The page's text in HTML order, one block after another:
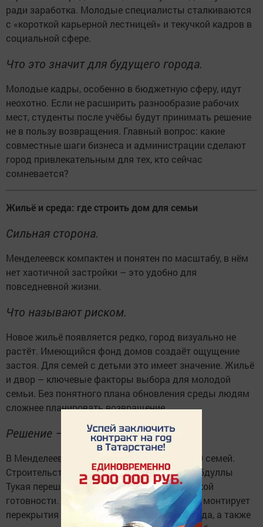
ради заработка. Молодые специалисты сталкиваются
с «короткой карьерной лестницей» и текучкой кадров в
социальной сфере.
Что это значит для будущего города.
Молодые кадры, особенно в бюджетную сферу, идут
неохотно. Если не расширить разнообразие рабочих
мест, студенты после учёбы будут принимать решение
не в пользу возвращения. Главный вопрос: какие
совместные шаги бизнеса и администрации сделают
город привлекательным для тех, кто сейчас
сомневается?
Жильё и среда: где строить дом для семьи
Сильная сторона.
Менделеевск компактен и понятен по масштабу, в нём
нет хаотичной застройки – это удобно для
повседневной жизни.
Что называют риском.
Новое жильё появляется редко, город визуально не
растёт. Имеющийся фонд домов создаёт ощущение
застоя. Для семей с детьми это имеет значение. Жильё
и двор – ключевые факторы выбора для молодой
семьи. Без понятного плана обновления среды людям
сложнее планировать возвращение.
Решение – строиться.
В Менделеевске уже возводится дом для 60 семей.
Строительство дома позиции 3 по улице Габдуллы
Тукая перешагнуло отметку в 41% технической
готовности. Подрядчик ведёт кладку стен и монтирует
перекрытия третьего этажа второго подъезда, а также